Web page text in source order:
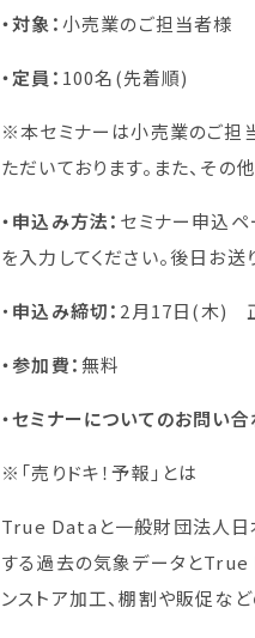
・対象：小売業のご担当者様
・定員： 100名(先着順)
※本セミナーは小売業のご担
ただいております。また、そ
・申込み方法： セミナー申込
を入力してください。後日お
・ 申込み締切： 2月17日(木)
・参加費： 無料
・セミナーについてのお問い合
※「売りドキ！予報」とは
True Dataと一般財団法人日
する過去の気象データとTrue
ンストア加工、棚割や販促な